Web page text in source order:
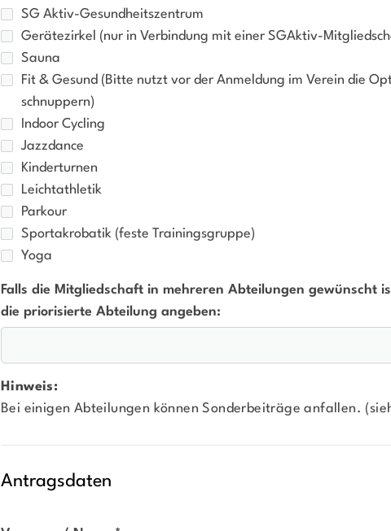
SG Aktiv-Gesundheitszentrum
Gerätezirkel (nur in Verbindung mit einer SGAktiv-
Sauna
Fit & Gesund (Bitte nutzt vor der Anmeldung im Verein die
schnuppern)
Indoor Cycling
Jazzdance
Kinderturnen
Leichtathletik
Parkour
Sportakrobatik (feste Trainingsgruppe)
Yoga
Falls die Mitgliedschaft in mehreren Abteilungen
die priorisierte Abteilung angeben:
Hinweis:
Bei einigen Abteilungen können Sonderbeiträge anfallen.
Antragsdaten